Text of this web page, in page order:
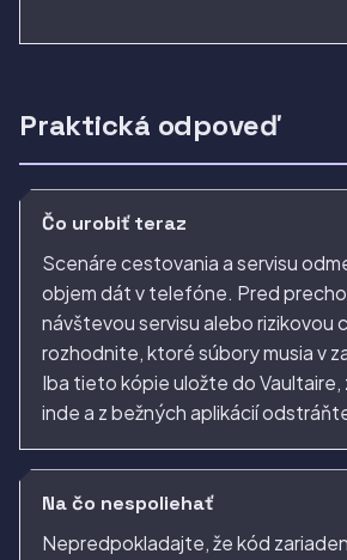
Praktická odpoveď
Čo urobiť teraz
Scenáre cestovania a servisu
objem dát v telefóne. Pred
návštevou servisu alebo rizikovou
rozhodnite, ktoré súbory musia v
Iba tieto kópie uložte do Vaultaire,
inde a z bežných aplikácií
Na čo nespoliehať
Nepredpokladajte, že kód